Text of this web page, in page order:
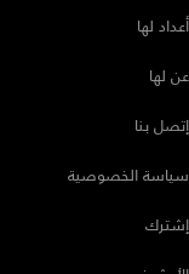
أعداد لها
عن لها
إتصل بنا
سياسة الخصوصية
إشترك